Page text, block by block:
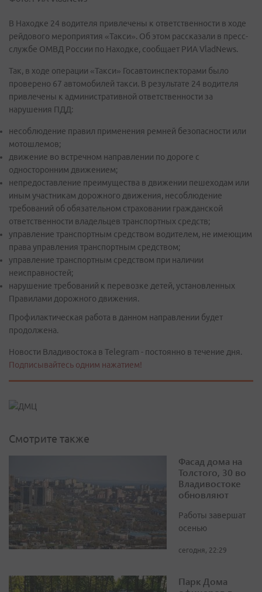
В Находке 24 водителя привлечены к ответственности в ходе
рейдового мероприятия «Такси». Об этом рассказали в пресс-
службе ОМВД России по Находке, сообщает РИА VladNews.
Так, в ходе операции «Такси» Госавтоинспекторами было
проверено 67 автомобилей такси. В результате 24 водителя
привлечены к административной ответственности за
нарушения ПДД:
несоблюдение правил применения ремней безопасности или
мотошлемов;
движение во встречном направлении по дороге с
односторонним движением;
непредоставление преимущества в движении пешеходам или
иным участникам дорожного движения, несоблюдение
требований об обязательном страховании гражданской
ответственности владельцев транспортных средств;
управление транспортным средством водителем, не имеющим
права управления транспортным средством;
управление транспортным средством при наличии
неисправностей;
нарушение требований к перевозке детей, установленных
Правилами дорожного движения.
Профилактическая работа в данном направлении будет
продолжена.
Новости Владивостока в Telegram - постоянно в течение дня.
Подписывайтесь одним нажатием!
Смотрите также
Фасад дома на
Толстого, 30 во
Владивостоке
обновляют
Работы завершат
осенью
сегодня, 22:29
Парк Дома